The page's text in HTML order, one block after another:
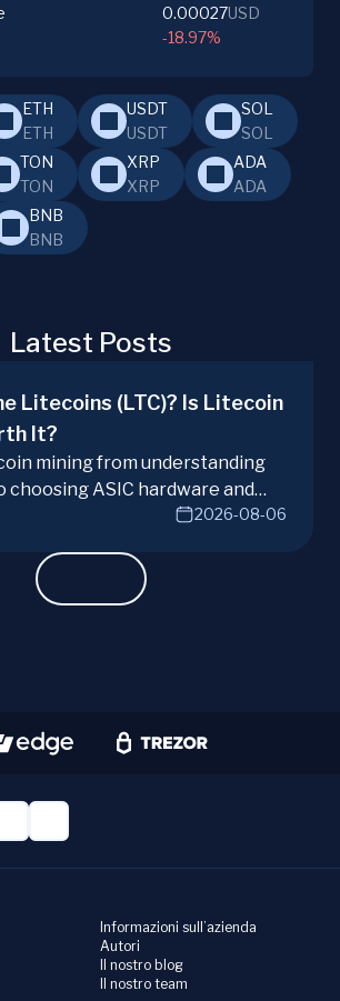
0.00027USD
-18.97%
ETH
ETH
USDT
USDT
SOL
SOL
TON
TON
XRP
XRP
ADA
ADA
BNB
BNB
Latest Posts
Litecoins (LTC)? Is Litecoin
It?
mining from understanding
choosing ASIC hardware and
pools. Optimize your Litecoin
2026-08-06
Informazioni sull’azienda
Autori
Il nostro blog
Il nostro team